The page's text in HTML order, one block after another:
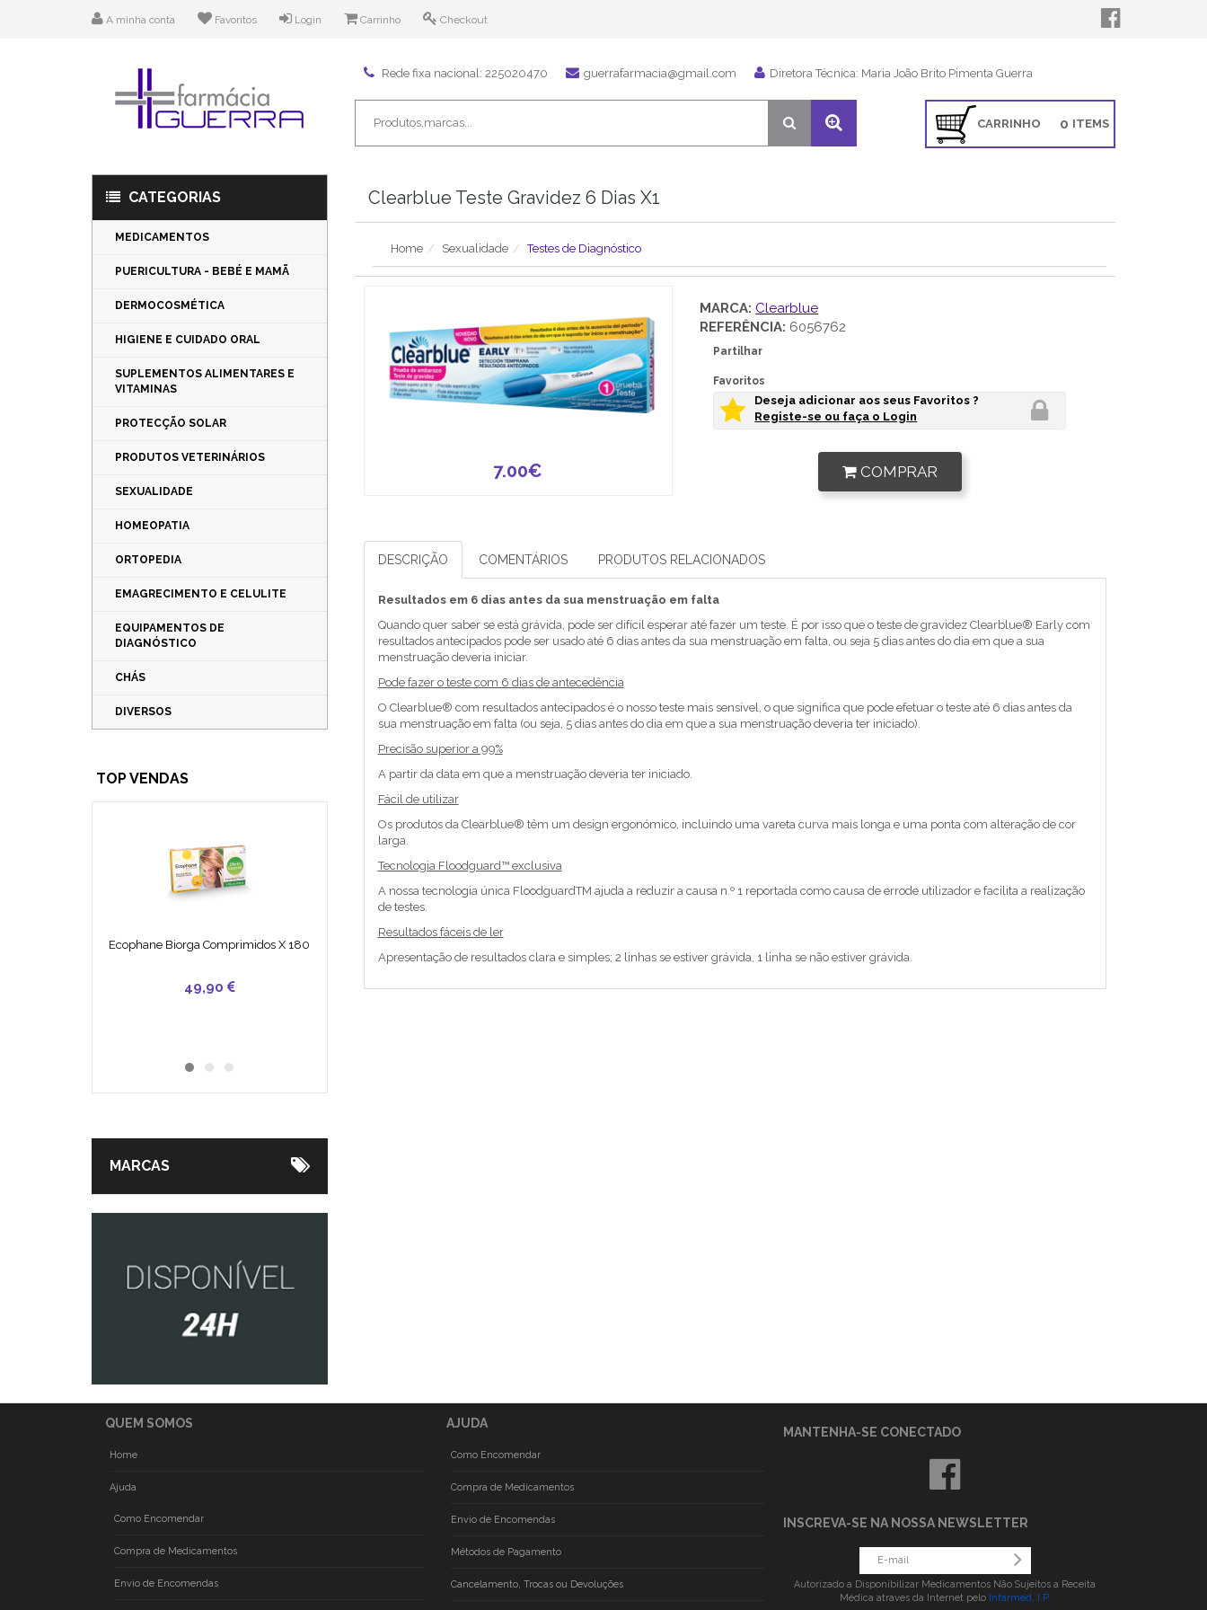
A minha conta Favoritos Login Carrinho Checkout
Rede fixa nacional: 225020470 guerrafarmacia@gmail.com Diretora Técnica: Maria João Brito Pimenta Guerra
CARRINHO ITEMS
0
CATEGORIAS
MEDICAMENTOS
PUERICULTURA - BEBÉ E MAMÃ
DERMOCOSMÉTICA
HIGIENE E CUIDADO ORAL
SUPLEMENTOS ALIMENTARES E
VITAMINAS
PROTECÇÃO SOLAR
PRODUTOS VETERINÁRIOS
SEXUALIDADE
HOMEOPATIA
ORTOPEDIA
EMAGRECIMENTO E CELULITE
EQUIPAMENTOS DE
DIAGNÓSTICO
CHÁS
DIVERSOS
TOP VENDAS
Ecophane Biorga Comprimidos X 180
49,90
MARCAS
Clearblue Teste Gravidez 6 Dias X1
Home Sexualidade Testes de Diagnóstico
7.00€
MARCA: Clearblue
REFERÊNCIA: 6056762
Partilhar
Favoritos
Deseja adicionar aos seus Favoritos ?
Registe-se ou faça o Login
COMPRAR
DESCRIÇÃO COMENTÁRIOS PRODUTOS RELACIONADOS
Resultados em 6 dias antes da sua menstruação em falta
Quando quer saber se está grávida, pode ser difícil esperar até fazer um teste. É por isso que o teste de gravidez Clearblue® Early com
resultados antecipados pode ser usado até 6 dias antes da sua menstruação em falta, ou seja 5 dias antes do dia em que a sua
menstruação deveria iniciar.
Pode fazer o teste com 6 dias de antecedência
O Clearblue® com resultados antecipados é o nosso teste mais sensível, o que significa que pode efetuar o teste até 6 dias antes da
sua menstruação em falta (ou seja, 5 dias antes do dia em que a sua menstruação deveria ter iniciado).
Precisão superior a 99%
A partir da data em que a menstruação deveria ter iniciado.
Fácil de utilizar
Os produtos da Clearblue® têm um design ergonómico, incluindo uma vareta curva mais longa e uma ponta com alteração de cor
larga.
Tecnologia Floodguard™ exclusiva
A nossa tecnologia única FloodguardTM ajuda a reduzir a causa n.º 1 reportada como causa de errode utilizador e facilita a realização
de testes.
Resultados fáceis de ler
Apresentação de resultados clara e simples; 2 linhas se estiver grávida, 1 linha se não estiver grávida.
QUEM SOMOS
Home
Ajuda
Como Encomendar
Compra de Medicamentos
Envio de Encomendas
AJUDA
Como Encomendar
Compra de Medicamentos
Envio de Encomendas
Métodos de Pagamento
Cancelamento, Trocas ou Devoluções
MANTENHA-SE CONECTADO
INSCREVA-SE NA NOSSA NEWSLETTER
Autorizado a Disponibilizar Medicamentos Não Sujeitos a Receita
Médica atraves da Internet pelo Infarmed, I.P.